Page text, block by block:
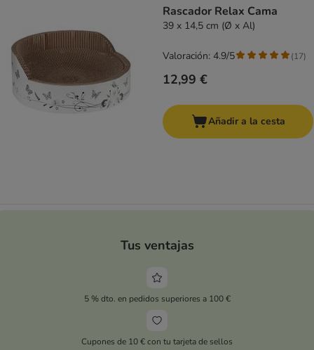
Rascador Relax Cama
39 x 14,5 cm (Ø x Al)
12,99 €
Valoración: 4.9/5 (17)
Añadir a la cesta
Tus ventajas
5 % dto. en pedidos superiores a 100 €
Cupones de 10 € con tu tarjeta de sellos